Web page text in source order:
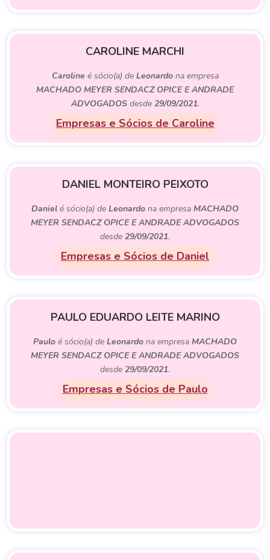
CAROLINE MARCHI
Caroline é sócio(a) de Leonardona empresa
MACHADO MEYER SENDACZ OPICE E ANDRADE
ADVOGADOSdesde 29/09/2021.
Empresas e Sócios de Caroline
DANIEL MONTEIRO PEIXOTO
Daniel é sócio(a) de Leonardo na empresa MACHADO
MEYER SENDACZ OPICE E ANDRADE ADVOGADOS
desde 29/09/2021.
Empresas e Sócios de Daniel
PAULO EDUARDO LEITE MARINO
Paulo é sócio(a) de Leonardo na empresa MACHADO
MEYER SENDACZ OPICE E ANDRADE ADVOGADOS
desde 29/09/2021.
Empresas e Sócios de Paulo